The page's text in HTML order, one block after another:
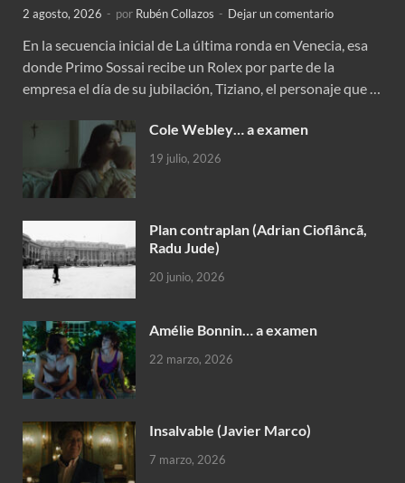
2 agosto, 2026 - por Rubén Collazos - Dejar un comentario
En la secuencia inicial de La última ronda en Venecia, esa
donde Primo Sossai recibe un Rolex por parte de la
empresa el día de su jubilación, Tiziano, el personaje que …
Cole Webley… a examen
19 julio, 2026
Plan contraplan (Adrian Cioflâncã,
Radu Jude)
20 junio, 2026
Amélie Bonnin… a examen
22 marzo, 2026
Insalvable (Javier Marco)
7 marzo, 2026